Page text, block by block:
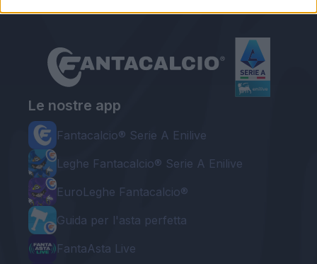
Le nostre app
Fantacalcio® Serie A Enilive
Leghe Fantacalcio® Serie A Enilive
EuroLeghe Fantacalcio®
Guida per l'asta perfetta
FantaAsta Live